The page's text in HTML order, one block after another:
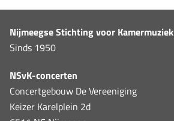
Nijmeegse Stichting voor Kamermuziek
Sinds 1950
NSvK-concerten
Concertgebouw De Vereeniging
Keizer Karelplein 2d